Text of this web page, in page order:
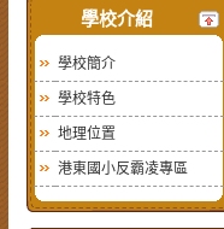
學校介紹
學校簡介
學校特色
地理位置
港東國小反霸凌專區